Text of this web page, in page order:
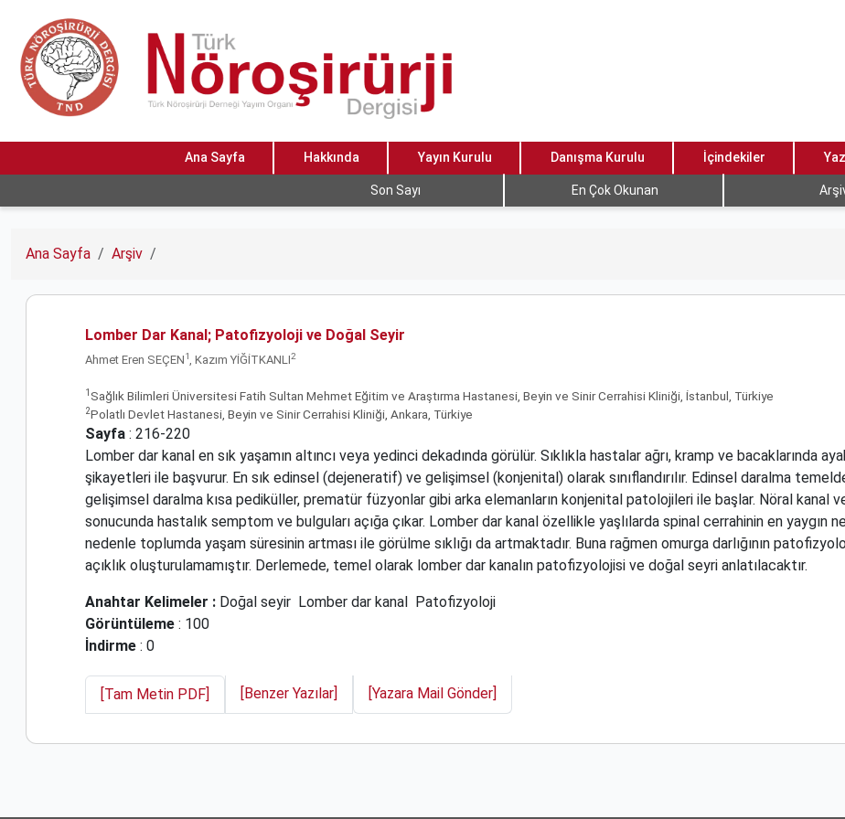
Ana Sayfa Hakkında Yayın Kurulu Danışma Kurulu İçindekiler
Son Sayı En Çok Okunan
Ana Sayfa Arşiv
Lomber Dar Kanal; Patofizyoloji ve Doğal Seyir
Ahmet Eren SEÇEN1 , Kazım YİĞİTKANLI2
1 Sağlık Bilimleri Üniversitesi Fatih Sultan Mehmet Eğitim ve Araştırma Hastanesi, Beyin ve Sinir Cerrahisi Kliniği, İstanbul, Türkiye
2Polatlı Devlet Hastanesi, Beyin ve Sinir Cerrahisi Kliniği, Ankara, Türkiye
Sayfa : 216-220
Lomber dar kanal en sık yaşamın altıncı veya yedinci dekadında görülür. Sıklıkla hastalar ağrı, kramp ve bacaklarında
şikayetleri ile başvurur. En sık edinsel (dejeneratif) ve gelişimsel (konjenital) olarak sınıflandırılır. Edinsel daralma
gelişimsel daralma kısa pediküller, prematür füzyonlar gibi arka elemanların konjenital patolojileri ile başlar. Nöral kanal ve
sonucunda hastalık semptom ve bulguları açığa çıkar. Lomber dar kanal özellikle yaşlılarda spinal cerrahinin en yaygın
nedenle toplumda yaşam süresinin artması ile görülme sıklığı da artmaktadır. Buna rağmen omurga darlığının
açıklık oluşturulamamıştır. Derlemede, temel olarak lomber dar kanalın patofizyolojisi ve doğal seyri anlatılacaktır.
Anahtar Kelimeler : Doğal seyir Lomber dar kanal Patofizyoloji
Görüntüleme : 100
İndirme : 0
[Tam Metin PDF] [Benzer Yazılar] [Yazara Mail Gönder]